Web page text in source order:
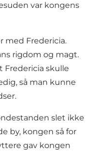
var kongens
med Fredericia.
rigdom og magt.
Fredericia skulle
så man kunne
slet ikke
by, kongen så for
gav kongen